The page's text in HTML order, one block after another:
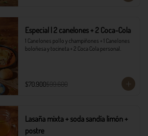
Especial | 2 canelones + 2 Coca-Cola
1 Canelones pollo y champiñones + 1 Canelones
boloñesa y tocineta + 2 Coca Cola personal.
$70.900$99.600
Lasaña mixta + soda sandía limón +
postre